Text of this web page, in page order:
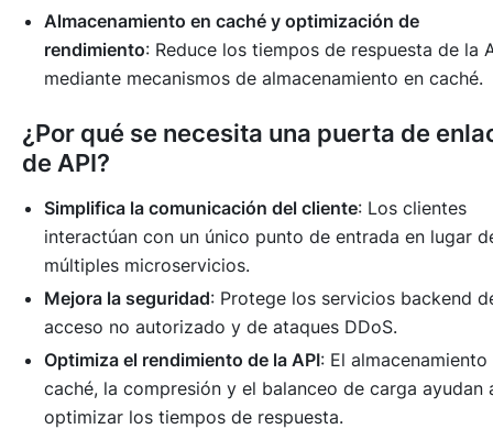
Almacenamiento en caché y optimización de
rendimiento: Reduce los tiempos de respuesta de la
mediante mecanismos de almacenamiento en caché.
¿Por qué se necesita una puerta de
de API?
Simplifica la comunicación del cliente: Los clientes
interactúan con un único punto de entrada en lugar
múltiples microservicios.
Mejora la seguridad: Protege los servicios backend
acceso no autorizado y de ataques DDoS.
Optimiza el rendimiento de la API: El almacenamiento
caché, la compresión y el balanceo de carga ayudan
optimizar los tiempos de respuesta.